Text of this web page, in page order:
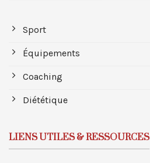
Sport
Équipements
Coaching
Diététique
LIENS UTILES & RESSOURCES